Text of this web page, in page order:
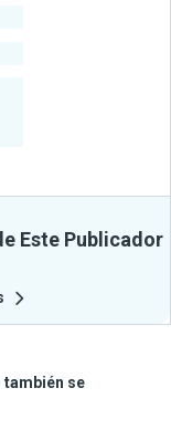
Este Publicador
se